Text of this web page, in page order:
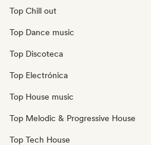
Top Chill out
Top Dance music
Top Discoteca
Top Electrónica
Top House music
Top Melodic & Progressive House
Top Tech House